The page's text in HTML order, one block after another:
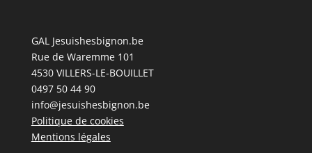
GAL Jesuishesbignon.be
Rue de Waremme 101
4530 VILLERS-LE-BOUILLET
0497 50 44 90
info@jesuishesbignon.be
Politique de cookies
Mentions légales